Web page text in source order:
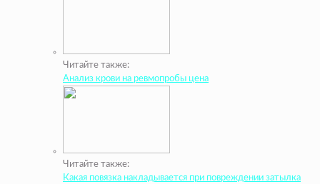
Читайте также:
Анализ крови на ревмопробы цена
Читайте также:
Какая повязка накладывается при повреждении затылка